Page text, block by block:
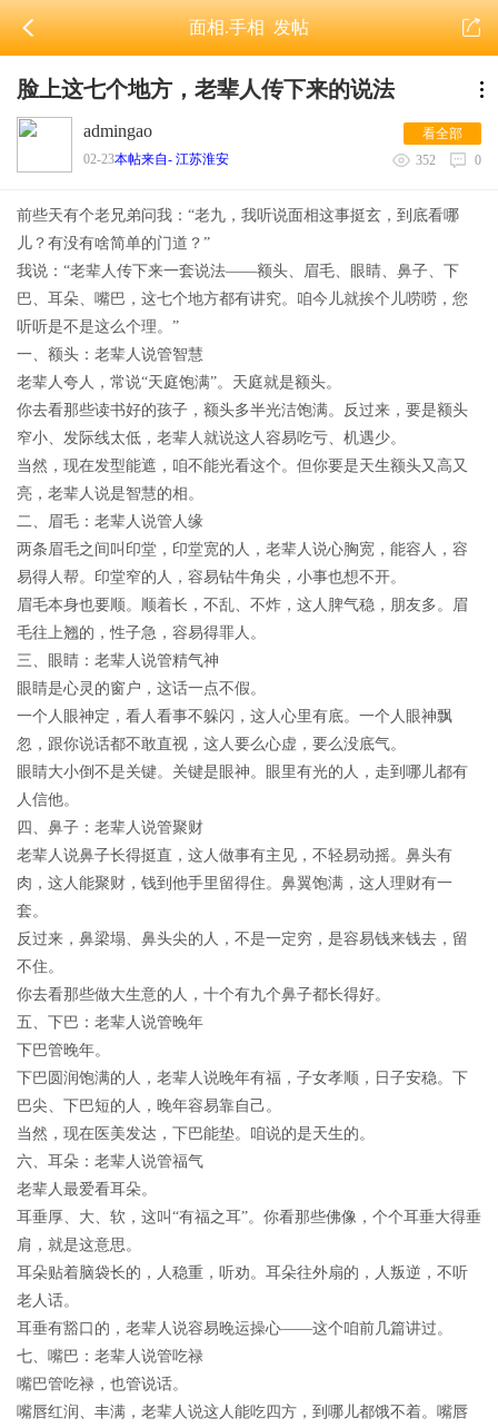
面相.手相发帖
脸上这七个地方，老辈人传下来的说法
admingao
02-23本帖来自- 江苏淮安
看全部
352
0
前些天有个老兄弟问我：“老九，我听说面相这事挺玄，到底看哪
儿？有没有啥简单的门道？”
我说：“老辈人传下来一套说法——额头、眉毛、眼睛、鼻子、下
巴、耳朵、嘴巴，这七个地方都有讲究。咱今儿就挨个儿唠唠，您
听听是不是这么个理。”
一、额头：老辈人说管智慧
老辈人夸人，常说“天庭饱满”。天庭就是额头。
你去看那些读书好的孩子，额头多半光洁饱满。反过来，要是额头
窄小、发际线太低，老辈人就说这人容易吃亏、机遇少。
当然，现在发型能遮，咱不能光看这个。但你要是天生额头又高又
亮，老辈人说是智慧的相。
二、眉毛：老辈人说管人缘
两条眉毛之间叫印堂，印堂宽的人，老辈人说心胸宽，能容人，容
易得人帮。印堂窄的人，容易钻牛角尖，小事也想不开。
眉毛本身也要顺。顺着长，不乱、不炸，这人脾气稳，朋友多。眉
毛往上翘的，性子急，容易得罪人。
三、眼睛：老辈人说管精气神
眼睛是心灵的窗户，这话一点不假。
一个人眼神定，看人看事不躲闪，这人心里有底。一个人眼神飘
忽，跟你说话都不敢直视，这人要么心虚，要么没底气。
眼睛大小倒不是关键。关键是眼神。眼里有光的人，走到哪儿都有
人信他。
四、鼻子：老辈人说管聚财
老辈人说鼻子长得挺直，这人做事有主见，不轻易动摇。鼻头有
肉，这人能聚财，钱到他手里留得住。鼻翼饱满，这人理财有一
套。
反过来，鼻梁塌、鼻头尖的人，不是一定穷，是容易钱来钱去，留
不住。
你去看那些做大生意的人，十个有九个鼻子都长得好。
五、下巴：老辈人说管晚年
下巴管晚年。
下巴圆润饱满的人，老辈人说晚年有福，子女孝顺，日子安稳。下
巴尖、下巴短的人，晚年容易靠自己。
当然，现在医美发达，下巴能垫。咱说的是天生的。
六、耳朵：老辈人说管福气
老辈人最爱看耳朵。
耳垂厚、大、软，这叫“有福之耳”。你看那些佛像，个个耳垂大得垂
肩，就是这意思。
耳朵贴着脑袋长的，人稳重，听劝。耳朵往外扇的，人叛逆，不听
老人话。
耳垂有豁口的，老辈人说容易晚运操心——这个咱前几篇讲过。
七、嘴巴：老辈人说管吃禄
嘴巴管吃禄，也管说话。
嘴唇红润、丰满，老辈人说这人能吃四方，到哪儿都饿不着。嘴唇